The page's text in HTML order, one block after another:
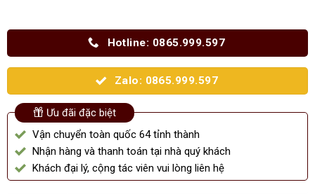
Hotline: 0865.999.597
Zalo: 0865.999.597
Ưu đãi đặc biệt
Vận chuyển toàn quốc 64 tỉnh thành
Nhận hàng và thanh toán tại nhà quý khách
Khách đại lý, cộng tác viên vui lòng liên hệ